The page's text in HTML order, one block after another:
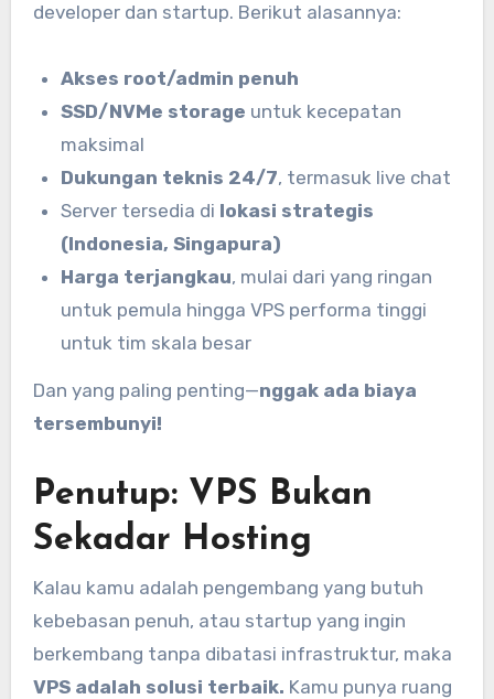
developer dan startup. Berikut alasannya:
Akses root/admin penuh
SSD/NVMe storage untuk kecepatan
maksimal
Dukungan teknis 24/7, termasuk live chat
Server tersedia di lokasi strategis
(Indonesia, Singapura)
Harga terjangkau, mulai dari yang ringan
untuk pemula hingga VPS performa tinggi
untuk tim skala besar
Dan yang paling penting—nggak ada biaya
tersembunyi!
Penutup: VPS Bukan
Sekadar Hosting
Kalau kamu adalah pengembang yang butuh
kebebasan penuh, atau startup yang ingin
berkembang tanpa dibatasi infrastruktur, maka
VPS adalah solusi terbaik. Kamu punya ruang